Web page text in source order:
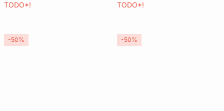
TODO*!
TODO*!
-50% -50%